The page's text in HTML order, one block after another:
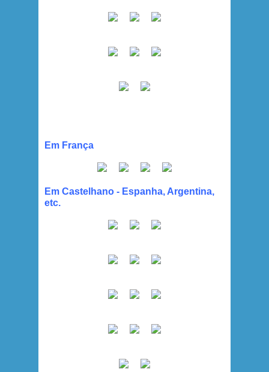
Em França
Em Castelhano - Espanha, Argentina,
etc.